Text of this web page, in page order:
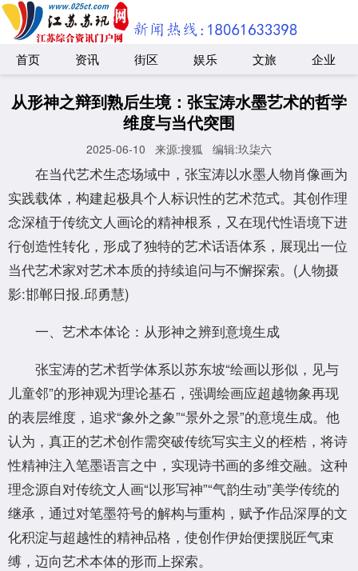
首页 资讯 街区 娱乐 文旅 企业
从形神之辩到熟后生境：张宝涛水墨艺术的哲学
维度与当代突围
2025-06-10 来源:搜狐 编辑:玖柒六
在当代艺术生态场域中，张宝涛以水墨人物肖像画为
实践载体，构建起极具个人标识性的艺术范式。其创作理
念深植于传统文人画论的精神根系，又在现代性语境下进
行创造性转化，形成了独特的艺术话语体系，展现出一位
当代艺术家对艺术本质的持续追问与不懈探索。(人物摄
影:邯郸日报.邱勇慧)
一、艺术本体论：从形神之辨到意境生成
张宝涛的艺术哲学体系以苏东坡“绘画以形似，见与
儿童邻”的形神观为理论基石，强调绘画应超越物象再现
的表层维度，追求“象外之象”“景外之景”的意境生成。他
认为，真正的艺术创作需突破传统写实主义的桎梏，将诗
性精神注入笔墨语言之中，实现诗书画的多维交融。这种
理念源自对传统文人画“以形写神”“气韵生动”美学传统的
继承，通过对笔墨符号的解构与重构，赋予作品深厚的文
化积淀与超越性的精神品格，使创作伊始便摆脱匠气束
缚，迈向艺术本体的形而上探索。